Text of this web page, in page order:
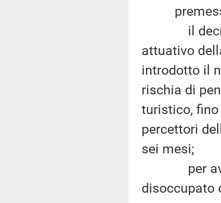
il decreto
attuativo
introdotto il
rischia di
turistico,
percettori
sei mesi;
per avere
disoccupato